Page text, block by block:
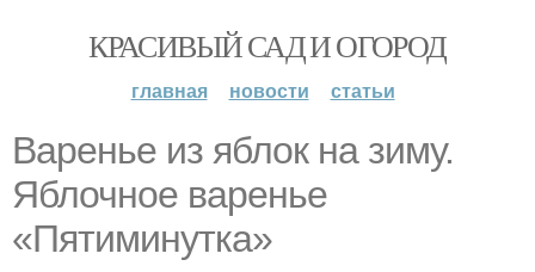
КРАСИВЫЙ САД И ОГОРОД
главная новости статьи
Варенье из яблок на зиму.
Яблочное варенье
«Пятиминутка»